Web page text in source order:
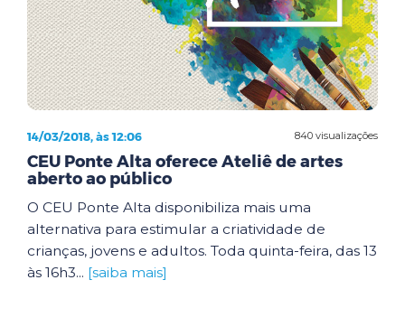
840 visualizações
14/03/2018, às 12:06
CEU Ponte Alta oferece Ateliê de artes
aberto ao público
O CEU Ponte Alta disponibiliza mais uma
alternativa para estimular a criatividade de
crianças, jovens e adultos. Toda quinta-feira, das 13
às 16h3... [saiba mais]